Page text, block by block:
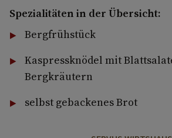
Spezialitäten in der Übersicht:
Bergfrühstück
Kaspressknödel mit
Bergkräutern
selbst gebackenes Brot